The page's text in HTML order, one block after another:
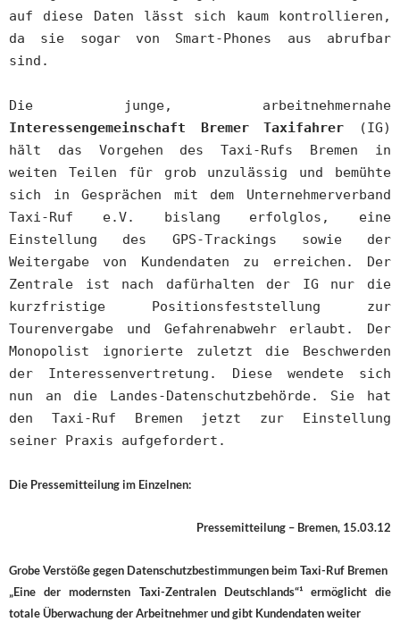
auf diese Daten lässt sich kaum kontrollieren,
da sie sogar von Smart-Phones aus abrufbar
sind.
Die junge, arbeitnehmernahe
Interessengemeinschaft Bremer Taxifahrer
(IG)
hält das Vorgehen des Taxi-Rufs Bremen in
weiten Teilen für grob unzulässig und bemühte
sich in Gesprächen mit dem Unternehmerverband
Taxi-Ruf e.V. bislang erfolglos, eine
Einstellung des GPS-Trackings sowie der
Weitergabe von Kundendaten zu erreichen. Der
Zentrale ist nach dafürhalten der IG nur die
kurzfristige Positionsfeststellung zur
Tourenvergabe und Gefahrenabwehr erlaubt. Der
Monopolist ignorierte zuletzt die Beschwerden
der Interessenvertretung. Diese wendete sich
nun an die Landes-Datenschutzbehörde. Sie hat
den Taxi-Ruf Bremen jetzt zur Einstellung
seiner Praxis aufgefordert.
Die Pressemitteilung im Einzelnen:
Pressemitteilung – Bremen, 15.03.12
Grobe Verstöße gegen Datenschutzbestimmungen beim Taxi-Ruf Bremen
„Eine der modernsten Taxi-Zentralen Deutschlands“¹ ermöglicht die
totale Überwachung der Arbeitnehmer und gibt Kundendaten weiter